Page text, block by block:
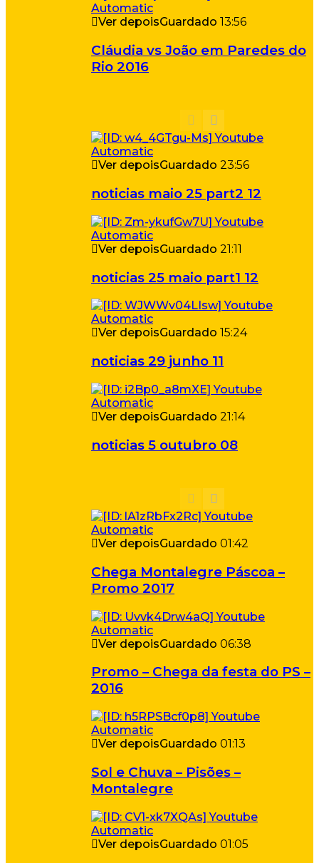
Ver depoisGuardado 13:56
Cláudia vs João em Paredes do
Rio 2016
Ver depoisGuardado 23:56
noticias maio 25 part2 12
Ver depoisGuardado 21:11
noticias 25 maio part1 12
Ver depoisGuardado 15:24
noticias 29 junho 11
Ver depoisGuardado 21:14
noticias 5 outubro 08
Ver depoisGuardado 01:42
Chega Montalegre Páscoa –
Promo 2017
Ver depoisGuardado 06:38
Promo – Chega da festa do PS –
2016
Ver depoisGuardado 01:13
Sol e Chuva – Pisões –
Montalegre
Ver depoisGuardado 01:05